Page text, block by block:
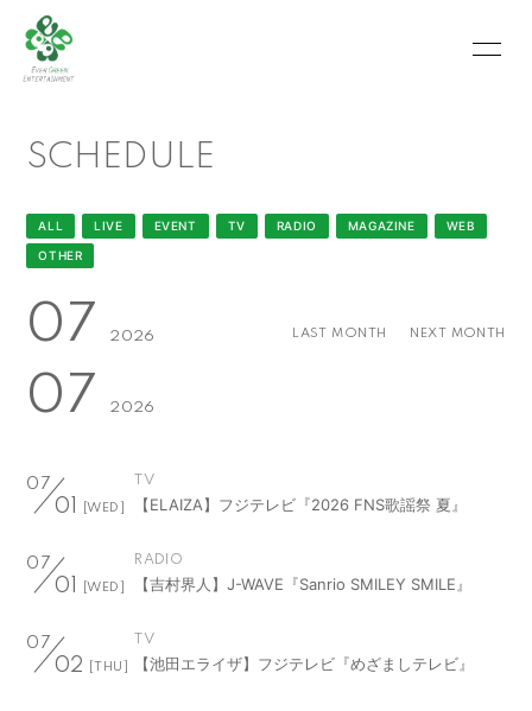
SCHEDULE
VIDEO PHOTO
RECRUIT CONTACT
ABOUT US
会員登録 ログイン
SCHEDULE
ALL LIVE EVENT TV RADIO MAGAZINE WEB
OTHER
07 2026 LAST MONTH NEXT MONTH
07 2026
07
01 [WED]
TV
【ELAIZA】フジテレビ『2026 FNS歌謡祭 夏』
07
01 [WED]
RADIO
【吉村界人】J-WAVE『Sanrio SMILEY SMILE』
07
02 [THU]
TV
【池田エライザ】フジテレビ『めざましテレビ』